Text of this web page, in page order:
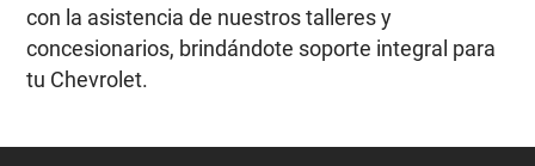
con la asistencia de nuestros talleres y
concesionarios, brindándote soporte integral para
tu Chevrolet.